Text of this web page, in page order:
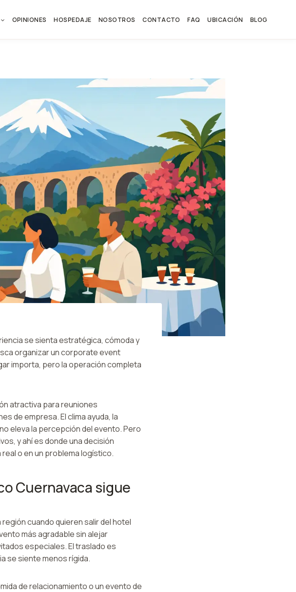
OPINIONES HOSPEDAJE NOSOTROS CONTACTO FAQ UBICACIÓN BLOG
se sienta estratégica, cómoda y
organizar un corporate event
importa, pero la operación completa
atractiva para reuniones
de empresa. El clima ayuda, la
eleva la percepción del evento. Pero
y ahí es donde una decisión
o en un problema logístico.
Cuernavaca sigue
cuando quieren salir del hotel
más agradable sin alejar
especiales. El traslado es
se siente menos rígida.
de relacionamiento o un evento de